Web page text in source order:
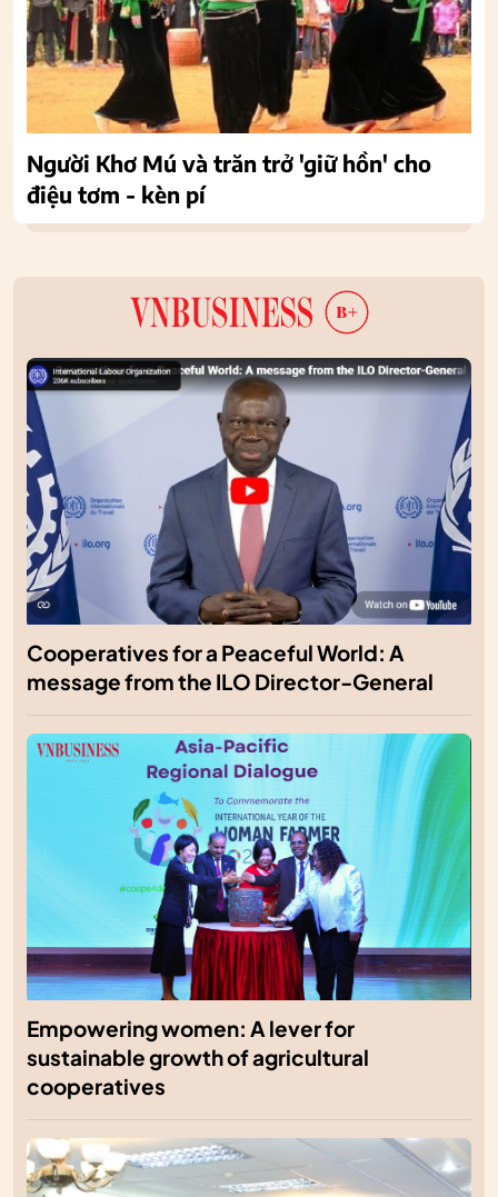
Người Khơ Mú và trăn trở 'giữ hồn' cho
điệu tơm - kèn pí
Cooperatives for a Peaceful World: A
message from the ILO Director-General
Empowering women: A lever for
sustainable growth of agricultural
cooperatives